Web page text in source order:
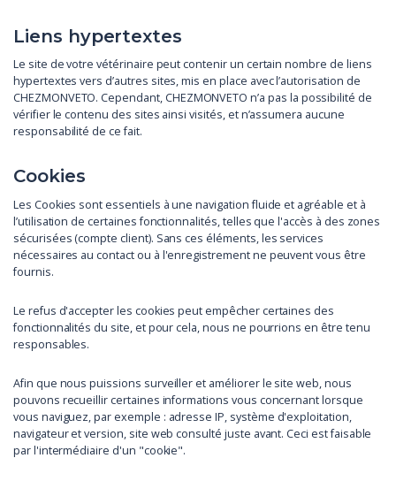
Liens hypertextes
Le site de votre vétérinaire peut contenir un certain nombre de liens
hypertextes vers d’autres sites, mis en place avec l’autorisation de
CHEZMONVETO. Cependant, CHEZMONVETO n’a pas la possibilité de
vérifier le contenu des sites ainsi visités, et n’assumera aucune
responsabilité de ce fait.
Cookies
Les Cookies sont essentiels à une navigation fluide et agréable et à
l’utilisation de certaines fonctionnalités, telles que l'accès à des zones
sécurisées (compte client). Sans ces éléments, les services
nécessaires au contact ou à l'enregistrement ne peuvent vous être
fournis.
Le refus d'accepter les cookies peut empêcher certaines des
fonctionnalités du site, et pour cela, nous ne pourrions en être tenu
responsables.
Afin que nous puissions surveiller et améliorer le site web, nous
pouvons recueillir certaines informations vous concernant lorsque
vous naviguez, par exemple : adresse IP, système d'exploitation,
navigateur et version, site web consulté juste avant. Ceci est faisable
par l'intermédiaire d'un "cookie".